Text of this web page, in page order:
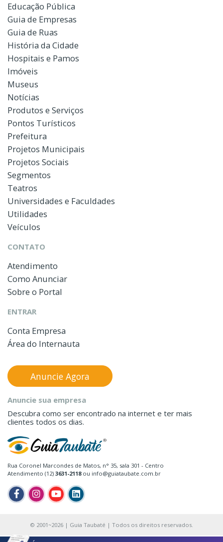
Educação Pública
Guia de Empresas
Guia de Ruas
História da Cidade
Hospitais e Pamos
Imóveis
Museus
Notícias
Produtos e Serviços
Pontos Turísticos
Prefeitura
Projetos Municipais
Projetos Sociais
Segmentos
Teatros
Universidades e Faculdades
Utilidades
Veículos
CONTATO
Atendimento
Como Anunciar
Sobre o Portal
ENTRAR
Conta Empresa
Área do Internauta
Rua Coronel Marcondes de Matos, n° 35, sala 301 - Centro
Atendimento (12) 3631-2118ou info@guiataubate.com.br
Anuncie sua empresa
Descubra como ser encontrado na internet e ter mais
clientes todos os dias.
Anuncie Agora
© 2001~2026 | Guia Taubaté | Todos os direitos reservados.